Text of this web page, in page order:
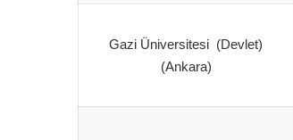
Gazi Üniversitesi (Devlet)
(Ankara)